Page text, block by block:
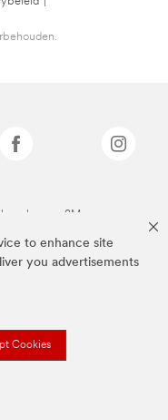
to enhance site
you advertisements
Cookies
van 3M.we